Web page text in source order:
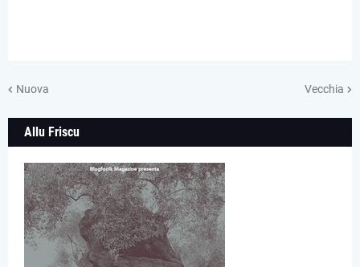
Nuova Vecchia
Allu Friscu